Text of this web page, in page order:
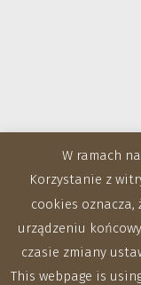
W ramach
Korzystanie z
cookies oznacza,
urządzeniu
czasie zmiany
This webpage is